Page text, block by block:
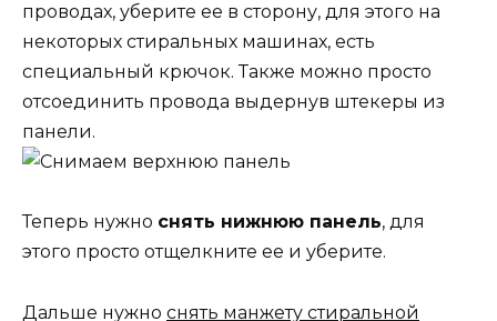
проводах, уберите ее в сторону, для этого на
некоторых стиральных машинах, есть
специальный крючок. Также можно просто
отсоединить провода выдернув штекеры из
панели.
Теперь нужно снять нижнюю панель, для
этого просто отщелкните ее и уберите.
Дальше нужно снять манжету стиральной